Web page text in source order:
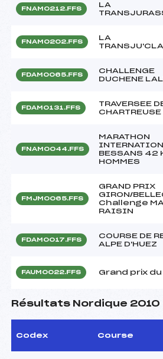
FNAM0212.FFS
LA
FNAM0202.FFS
LA
FDAM0065.FFS
CHALLENGE
DUCHENE
FDAM0131.FFS
TRAVERSEE
CHARTREUSE
FNAM0044.FFS
MARATHON
BESSANS 42
HOMMES
FMJM0065.FFS
GRAND PRIX
GIRON/
Challenge
RAISIN
FDAM0017.FFS
COURSE DE
ALPE D'HUEZ
FAUM0022.FFS Grand prix
Résultats Nordique 2010
Codex Course